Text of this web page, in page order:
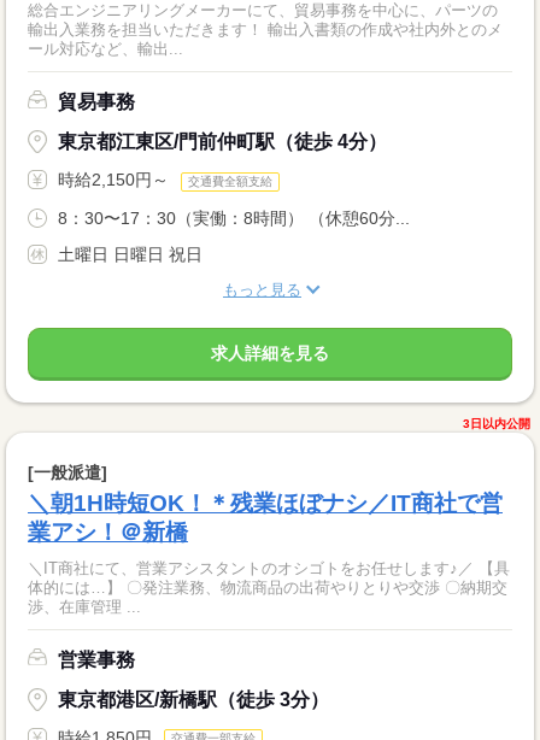
総合エンジニアリングメーカーにて、貿易事務を中心に、パーツの
輸出入業務を担当いただきます！ 輸出入書類の作成や社内外とのメ
ール対応など、輸出...
貿易事務
東京都江東区/門前仲町駅（徒歩 4分）
時給2,150円～ 交通費全額支給
8：30〜17：30（実働：8時間） （休憩60分...
土曜日 日曜日 祝日
もっと見る
求人詳細を見る
3日以内公開
[一般派遣]
＼朝1H時短OK！＊残業ほぼナシ／IT商社で営
業アシ！＠新橋
＼IT商社にて、営業アシスタントのオシゴトをお任せします♪／ 【具
体的には…】 〇発注業務、物流商品の出荷やりとりや交渉 〇納期交
渉、在庫管理 ...
営業事務
東京都港区/新橋駅（徒歩 3分）